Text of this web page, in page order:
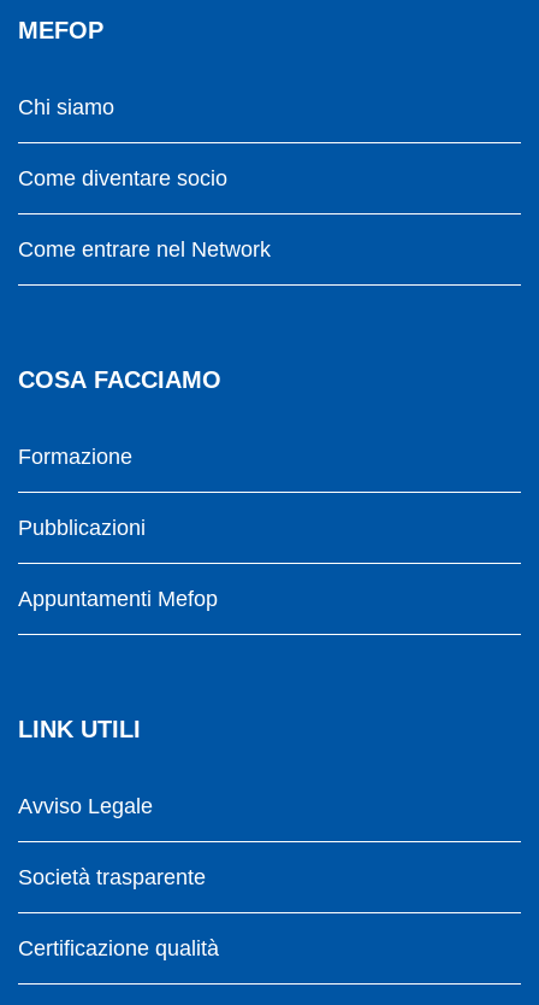
MEFOP
Chi siamo
Come diventare socio
Come entrare nel Network
COSA FACCIAMO
Formazione
Pubblicazioni
Appuntamenti Mefop
LINK UTILI
Avviso Legale
Società trasparente
Certificazione qualità